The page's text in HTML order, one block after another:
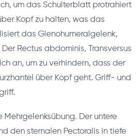
um das Schulterblatt protrahiert
Kopf zu halten, was das
das Glenohumeralgelenk,
Rectus abdominis, Transversus
an, um zu verhindern, dass der
über Kopf geht. Griff- und
Der untere
den sternalen Pectoralis in tiefe